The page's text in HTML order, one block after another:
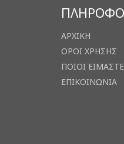
ΑΡΧΙΚΗ
ΟΡΟΙ ΧΡΗΣΗΣ
ΠΟΙΟΙ ΕΙΜΑΣΤΕ
ΕΠΙΚΟΙΝΩΝΙΑ